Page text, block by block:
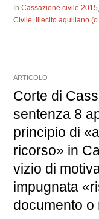
InCassazione civile 2015
Civile, Illecito aquiliano
ARTICOLO
Corte di
sentenza 8
principio di
ricorso» in
vizio di
impugnata
documento o